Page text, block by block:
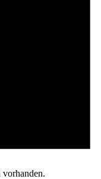
vorhanden.